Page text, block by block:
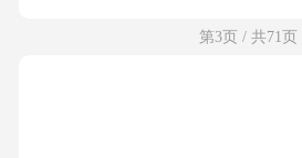
第3页 / 共71页